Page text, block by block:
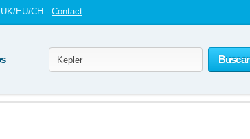
EU/CH - Contact
Buscar